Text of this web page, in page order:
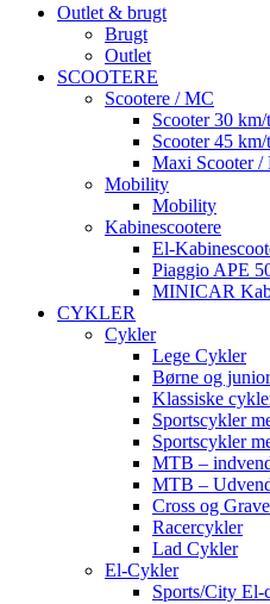
Outlet & brugt
Brugt
Outlet
SCOOTERE
Scootere / MC
Scooter 30 km/t
Scooter 45 km/t
Maxi Scooter /
Mobility
Mobility
Kabinescootere
El-
Piaggio APE
MINICAR
CYKLER
Cykler
Lege Cykler
Børne og
Klassiske
Sportscykler
Sportscykler
MTB –
MTB –
Cross og
Racercykler
Lad Cykler
El-Cykler
Sports/City El-